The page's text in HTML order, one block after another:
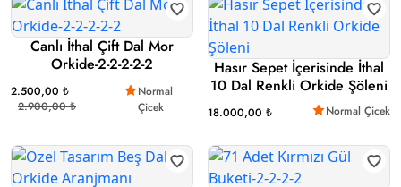
Canlı İthal Çift Dal Mor
Orkide-2-2-2-2-2
2.500,00 ₺
2.900,00 ₺
Normal
Çicek
Hasır Sepet İçerisinde İthal
10 Dal Renkli Orkide Şöleni
18.000,00 ₺ Normal Çicek